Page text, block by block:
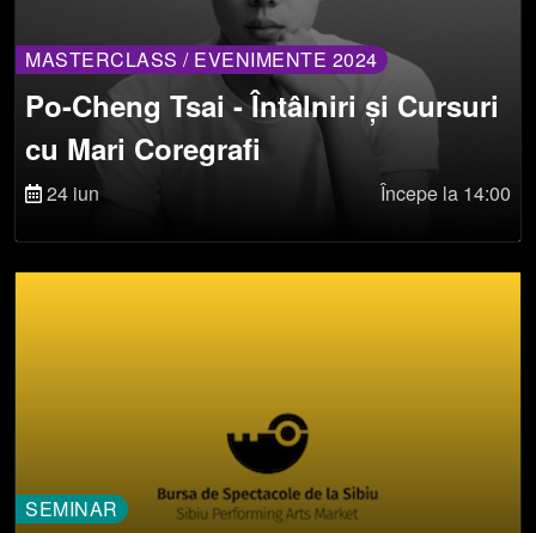
MASTERCLASS / EVENIMENTE 2024
Po-Cheng Tsai - Întâlniri și Cursuri
cu Mari Coregrafi
24 iun Începe la 14:00
SEMINAR